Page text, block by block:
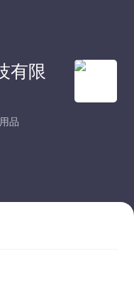
有限
品